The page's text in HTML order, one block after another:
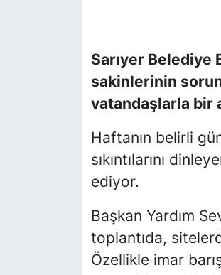
Sarıyer Belediye
sakinlerinin
vatandaşlarla bir
Haftanın belirli
sıkıntılarını
ediyor.
Başkan Yardım
toplantıda,
Özellikle imar
SON DAKİKA HABERİ
TEKNOLOJİ
TÜRKİYE VE DÜNYA GÜNDEMİ
VİDEO GALERİ